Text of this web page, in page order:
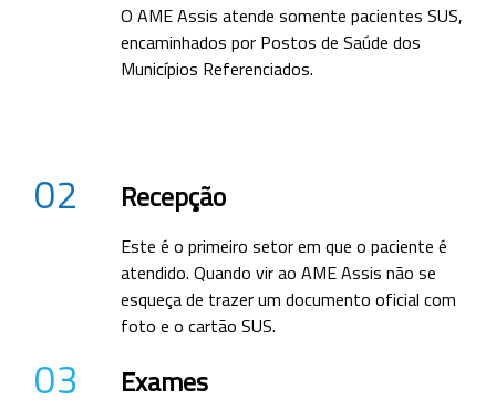
O AME Assis atende somente pacientes SUS,
encaminhados por Postos de Saúde dos
Municípios Referenciados.
02 Recepção
Este é o primeiro setor em que o paciente é
atendido. Quando vir ao AME Assis não se
esqueça de trazer um documento oficial com
foto e o cartão SUS.
03 Exames